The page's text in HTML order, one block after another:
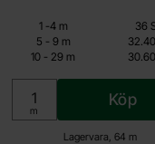
Lagervara, 64 m
Inklusive 25% moms
Enhet:
m
Köp
Mängdrabatt
Pris /m
1 -till
4 m
36
5 -till
9 m
10 - till
29 m